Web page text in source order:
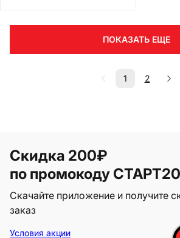
ПОКАЗАТЬ ЕЩЕ
1 2
Скидка 200₽
по промокоду
Скачайте приложение и получите
заказ
Условия акции